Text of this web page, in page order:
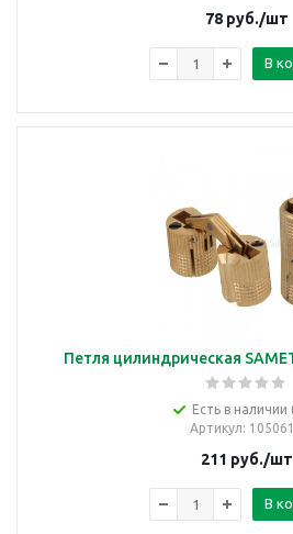
78руб./шт
В
Петля цилиндрическая
Есть в наличии
Артикул:
211 руб./шт
В